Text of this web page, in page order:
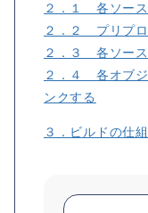
２．１ 各ソー
２．２ プリプ
２．３ 各ソー
２．４ 各オブジ
ンクする
３．ビルドの仕